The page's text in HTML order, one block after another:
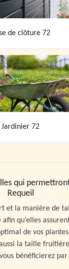
de clôture 72
Jardinier 72
qui
Requeil
et la manière de
qu’elles
de vos
la taille
bénéficierez